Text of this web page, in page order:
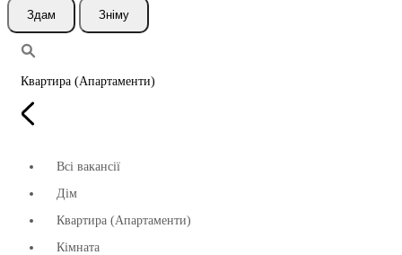
Здам Зніму
Квартира (Апартаменти)
Всі вакансії
Дім
Квартира (Апартаменти)
Кімната